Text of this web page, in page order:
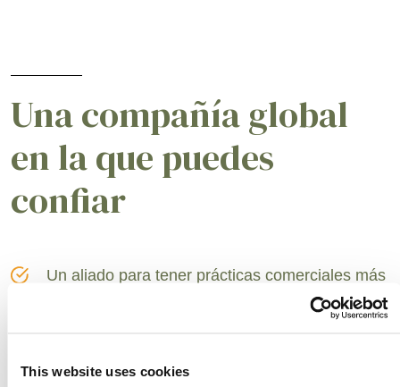
This website uses cookies
Una compañía global
en la que puedes
confiar
Un aliado para tener prácticas comerciales más